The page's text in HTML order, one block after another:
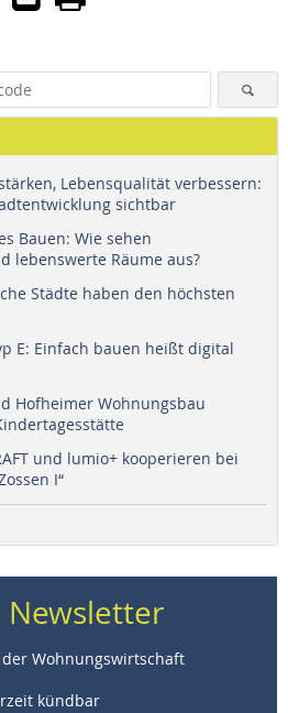
Lebensqualität verbessern:
sichtbar
Bauen: Wie sehen
lebenswerte Räume aus?
Städte haben den höchsten
E: Einfach bauen heißt digital
Hofheimer Wohnungsbau
und lumio+ kooperieren bei
I“
Newsletter
Wohnungswirtschaft
kündbar